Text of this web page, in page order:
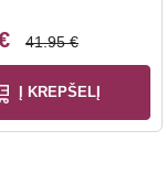
41.95 €
Į KREPŠELĮ